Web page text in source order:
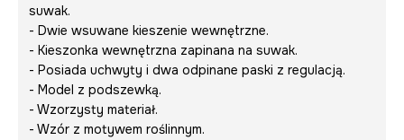
suwak.
- Dwie wsuwane kieszenie wewnętrzne.
- Kieszonka wewnętrzna zapinana na suwak.
- Posiada uchwyty i dwa odpinane paski z regulacją.
- Model z podszewką.
- Wzorzysty materiał.
- Wzór z motywem roślinnym.